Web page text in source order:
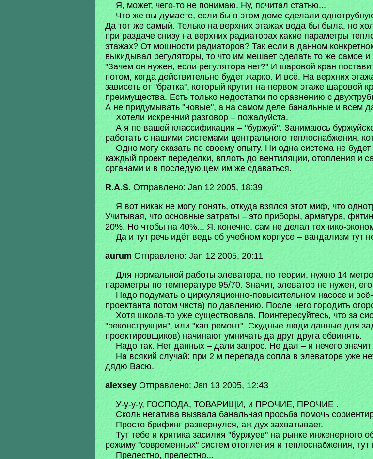
Я, может, чего-то не понимаю. Ну, почитал статью...
Что же вы думаете, если бы в этом доме сделали
Да тот же самый. Только на верхних этажах вода бы была, но
при раздаче снизу на верхних радиаторах какие параметры
этажах? От мощности радиаторов? Так если в данном
выкидывал регуляторы, то что им мешает сделать то же самое
"Зачем он нужен, если регулятора нет?" И шаровой кран
потом, когда действительно будет жарко. И всё. На верхних
зависеть от "братка", который крутит на первом этаже шаровой
преимущества. Есть только недостатки по сравнению с
А не придумывать "новые", а на самом деле банальные и всем
Хотели искренний разговор – пожалуйста.
А я по вашей классификации – "буржуй". Занимаюсь
работать с нашими системами центрального теплоснабжения,
Одно могу сказать по своему опыту. Ни одна система не
каждый проект переделки, вплоть до вентиляции, отопления и
органами и в последующем им же сдаваться.
R.A.S. Отправлено: Jan 12 2005, 18:39
Я вот никак не могу понять, откуда взялся этот миф, что
Учитывая, что основные затраты – это приборы, арматура,
20%. Но чтобы на 40%... Я, конечно, сам не делал технико-
Да и тут речь идёт ведь об учебном корпусе – вандализм тут
aurum Отправлено: Jan 12 2005, 20:11
Для нормальной работы элеватора, по теории, нужно 14
параметры по температуре 95/70. Значит, элеватор не нужен,
Надо подумать о циркуляционно-повысительном насосе и
проектанта потом чиста) по давлению. После чего городить
Хотя школа-то уже существовала. Поинтересуйтесь, что за
"реконструкция", или "кап.ремонт". Скудные люди данные для
проектировщиков) начинают умничать да друг друга обвинять.
Надо так. Нет данных – дали запрос. Не дал – и нечего
На всякий случай: при 2 м перепада сопла в элеваторе уже
дядю Васю.
alexsey Отправлено: Jan 13 2005, 12:43
У-у-у-у, ГОСПОДА, ТОВАРИЩИ, и ПРОЧИЕ, ПРОЧИЕ .
Сколь негатива вызвала банальная просьба помочь
Просто брифинг развернулся, аж дух захватывает.
Тут тебе и критика засилия "буржуев" на рынке инженерного
режиму "современных" систем отопления и теплоснабжения,
Прелестно, прелестно...